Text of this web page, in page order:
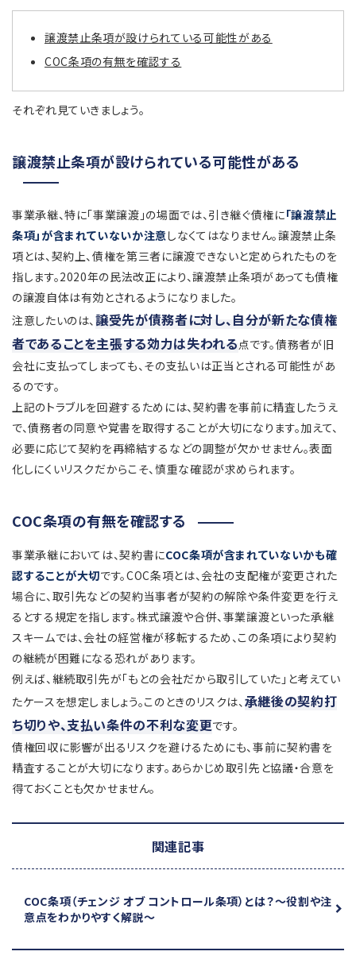
譲渡禁止条項が設けられている可能性がある
COC条項の有無を確認する
それぞれ見ていきましょう。
譲渡禁止条項が設けられている可能性がある
事業承継、特に「事業譲渡」の場面では、引き継ぐ債権に「譲渡禁止
条項」が含まれていないか注意しなくてはなりません。譲渡禁止条
項とは、契約上、債権を第三者に譲渡できないと定められたものを
指します。2020年の民法改正により、譲渡禁止条項があっても債権
の譲渡自体は有効とされるようになりました。
注意したいのは、譲受先が債務者に対し、自分が新たな債権
者であることを主張する効力は失われる点です。債務者が旧
会社に支払ってしまっても、その支払いは正当とされる可能性があ
るのです。
上記のトラブルを回避するためには、契約書を事前に精査したうえ
で、債務者の同意や覚書を取得することが大切になります。加えて、
必要に応じて契約を再締結するなどの調整が欠かせません。表面
化しにくいリスクだからこそ、慎重な確認が求められます。
COC条項の有無を確認する
事業承継においては、契約書にCOC条項が含まれていないかも確
認することが大切です。COC条項とは、会社の支配権が変更された
場合に、取引先などの契約当事者が契約の解除や条件変更を行え
るとする規定を指します。株式譲渡や合併、事業譲渡といった承継
スキームでは、会社の経営権が移転するため、この条項により契約
の継続が困難になる恐れがあります。
例えば、継続取引先が「もとの会社だから取引していた」と考えてい
たケースを想定しましょう。このときのリスクは、承継後の契約打
ち切りや、支払い条件の不利な変更です。
債権回収に影響が出るリスクを避けるためにも、事前に契約書を
精査することが大切になります。あらかじめ取引先と協議・合意を
得ておくことも欠かせません。
関連記事
COC条項（チェンジ オブ コントロール条項）とは？～役割や注
意点をわかりやすく解説～